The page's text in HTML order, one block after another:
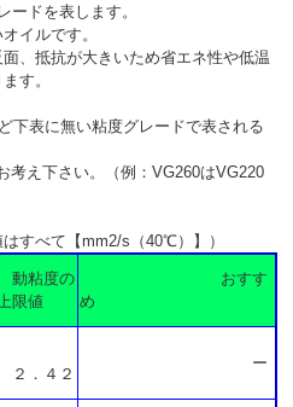
ードを表します。
イルです。
、抵抗が大きいため省エネ性や低温
す。
下表に無い粘度グレードで表される
考え下さい。（例：VG260はVG220
すべて【mm2/s（40℃）】）
動粘度の
上限値
おすす
め
２．４２
ー